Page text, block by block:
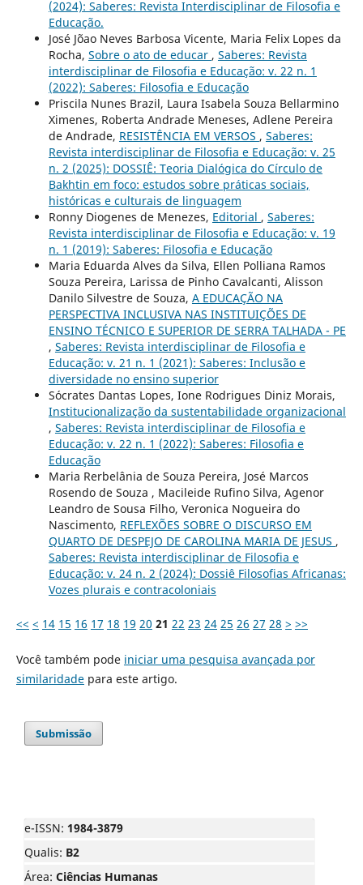
(2024): Saberes: Revista Interdisciplinar de Filosofia e
Educação.
José Jõao Neves Barbosa Vicente, Maria Felix Lopes da
Rocha, Sobre o ato de educar , Saberes: Revista
interdisciplinar de Filosofia e Educação: v. 22 n. 1
(2022): Saberes: Filosofia e Educação
Priscila Nunes Brazil, Laura Isabela Souza Bellarmino
Ximenes, Roberta Andrade Meneses, Adlene Pereira
de Andrade, RESISTÊNCIA EM VERSOS , Saberes:
Revista interdisciplinar de Filosofia e Educação: v. 25
n. 2 (2025): DOSSIÊ: Teoria Dialógica do Círculo de
Bakhtin em foco: estudos sobre práticas sociais,
históricas e culturais de linguagem
Ronny Diogenes de Menezes, Editorial , Saberes:
Revista interdisciplinar de Filosofia e Educação: v. 19
n. 1 (2019): Saberes: Filosofia e Educação
Maria Eduarda Alves da Silva, Ellen Polliana Ramos
Souza Pereira, Larissa de Pinho Cavalcanti, Alisson
Danilo Silvestre de Souza, A EDUCAÇÃO NA
PERSPECTIVA INCLUSIVA NAS INSTITUIÇÕES DE
ENSINO TÉCNICO E SUPERIOR DE SERRA TALHADA - PE
, Saberes: Revista interdisciplinar de Filosofia e
Educação: v. 21 n. 1 (2021): Saberes: Inclusão e
diversidade no ensino superior
Sócrates Dantas Lopes, Ione Rodrigues Diniz Morais,
Institucionalização da sustentabilidade organizacional
, Saberes: Revista interdisciplinar de Filosofia e
Educação: v. 22 n. 1 (2022): Saberes: Filosofia e
Educação
Maria Rerbelânia de Souza Pereira, José Marcos
Rosendo de Souza , Macileide Rufino Silva, Agenor
Leandro de Sousa Filho, Veronica Nogueira do
Nascimento, REFLEXÕES SOBRE O DISCURSO EM
QUARTO DE DESPEJO DE CAROLINA MARIA DE JESUS ,
Saberes: Revista interdisciplinar de Filosofia e
Educação: v. 24 n. 2 (2024): Dossiê Filosofias Africanas:
Vozes plurais e contracoloniais
<< < 14 15 16 17 18 19 20 21 22 23 24 25 26 27 28 > >>
Você também pode iniciar uma pesquisa avançada por
similaridadepara este artigo.
Submissão
e-ISSN: 1984-3879
Qualis: B2
Área: Ciências Humanas